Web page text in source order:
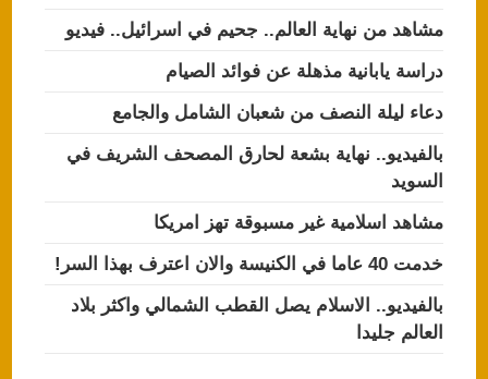
مشاهد من نهاية العالم.. جحيم في اسرائيل.. فيديو
دراسة يابانية مذهلة عن فوائد الصيام
دعاء ليلة النصف من شعبان الشامل والجامع
بالفيديو.. نهاية بشعة لحارق المصحف الشريف في
السويد
مشاهد اسلامية غير مسبوقة تهز امريكا
خدمت 40 عاما في الكنيسة والان اعترف بهذا السر!
بالفيديو.. الاسلام يصل القطب الشمالي واكثر بلاد
العالم جليدا